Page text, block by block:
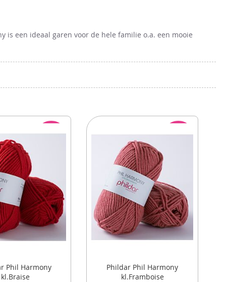
is een ideaal garen voor de hele familie o.a. een mooie
ACTIE
Phil Harmony
kl.Braise
ACTIE
Phildar Phil Harmony
kl.Framboise